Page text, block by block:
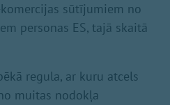
sūtījumiem no
personas ES, tajā skaitā
regula, ar kuru atcels
muitas nodokļa